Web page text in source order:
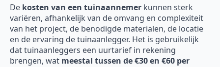
De kosten van een tuinaannemer kunnen sterk
variëren, afhankelijk van de omvang en complexiteit
van het project, de benodigde materialen, de locatie
en de ervaring de tuinaanlegger. Het is gebruikelijk
dat tuinaanleggers een uurtarief in rekening
brengen, wat meestal tussen de €30 en €60 per